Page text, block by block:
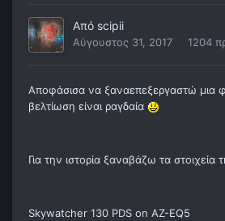
Από scipii
Αύγουστος 31, 2017 1204
Αποφάσισα να ξαναεπεξεργαστώ μια
βελτίωση είναι ραγδαία
Για την ιστορία ξαναβάζω τα
Skywatcher 130 PDS on AZ-EQ5